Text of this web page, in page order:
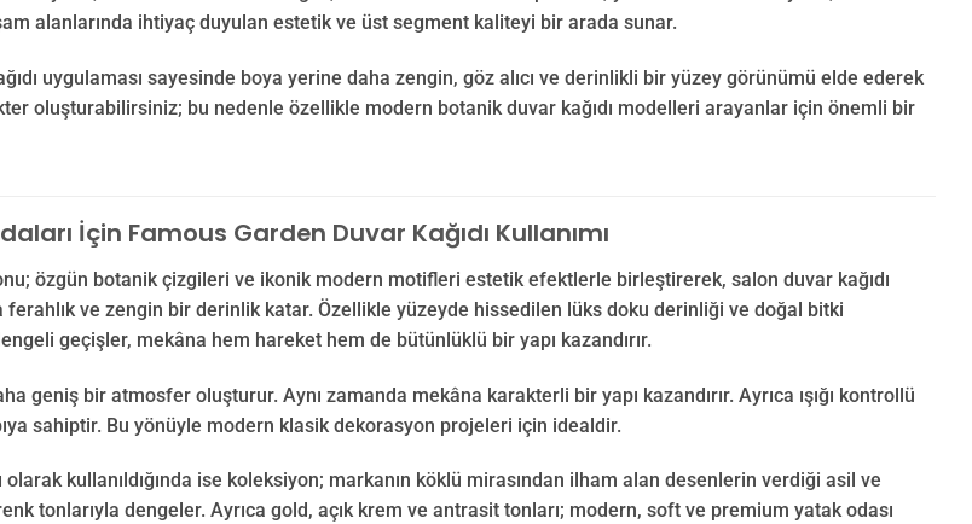
alanlarında ihtiyaç duyulan estetik ve üst segment kaliteyi bir arada sunar.
uygulaması sayesinde boya yerine daha zengin, göz alıcı ve derinlikli bir yüzey görünümü elde ederek
oluşturabilirsiniz; bu nedenle özellikle modern botanik duvar kağıdı modelleri arayanlar için önemli bir
İçin Famous Garden Duvar Kağıdı Kullanımı
özgün botanik çizgileri ve ikonik modern motifleri estetik efektlerle birleştirerek, salon duvar kağıdı
ferahlık ve zengin bir derinlik katar. Özellikle yüzeyde hissedilen lüks doku derinliği ve doğal bitki
geçişler, mekâna hem hareket hem de bütünlüklü bir yapı kazandırır.
geniş bir atmosfer oluşturur. Aynı zamanda mekâna karakterli bir yapı kazandırır. Ayrıca ışığı kontrollü
sahiptir. Bu yönüyle modern klasik dekorasyon projeleri için idealdir.
olarak kullanıldığında ise koleksiyon; markanın köklü mirasından ilham alan desenlerin verdiği asil ve
tonlarıyla dengeler. Ayrıca gold, açık krem ve antrasit tonları; modern, soft ve premium yatak odası